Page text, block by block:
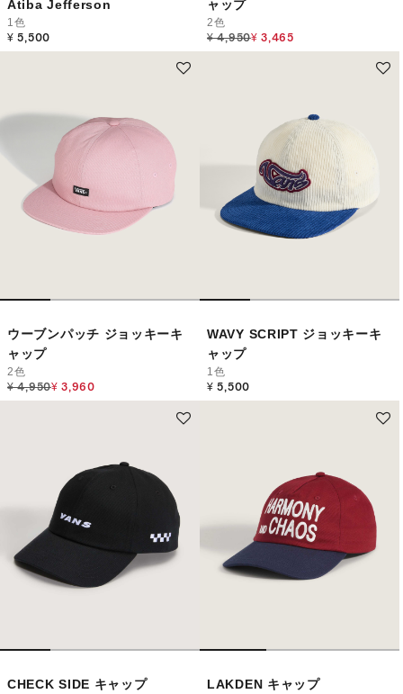
Atiba Jefferson
1色
¥ 5,500
ャップ
2色
Price reduced from
¥ 4,950to
¥ 3,465
ウーブンパッチ ジョッキーキ
ャップ
2色
Price reduced from
¥ 4,950to
¥ 3,960
WAVY SCRIPT ジョッキーキ
ャップ
1色
¥ 5,500
CHECK SIDE キャップ LAKDEN キャップ